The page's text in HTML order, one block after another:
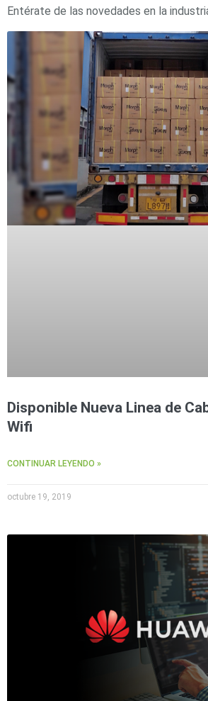
Entérate de las novedades en la
Disponible Nueva Linea de
Wifi
CONTINUAR LEYENDO »
octubre 19, 2019